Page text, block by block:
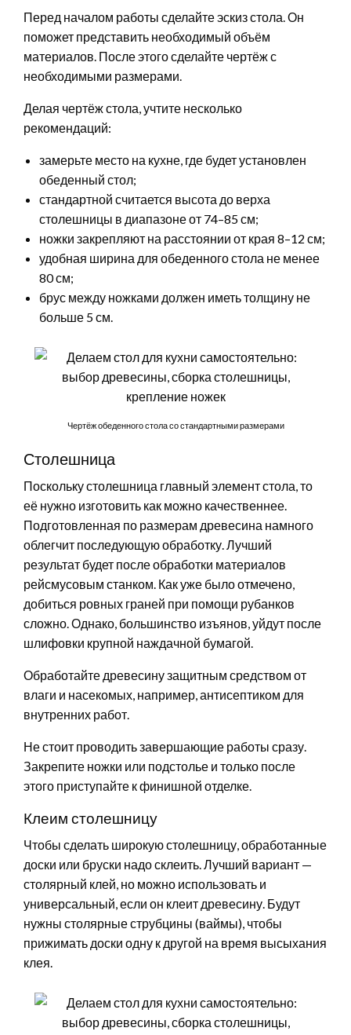
Перед началом работы сделайте эскиз стола. Он
поможет представить необходимый объём
материалов. После этого сделайте чертёж с
необходимыми размерами.
Делая чертёж стола, учтите несколько
рекомендаций:
замерьте место на кухне, где будет установлен
обеденный стол;
стандартной считается высота до верха
столешницы в диапазоне от 74–85 см;
ножки закрепляют на расстоянии от края 8–12 см;
удобная ширина для обеденного стола не менее
80 см;
брус между ножками должен иметь толщину не
больше 5 см.
Чертёж обеденного стола со стандартными размерами
Столешница
Поскольку столешница главный элемент стола, то
её нужно изготовить как можно качественнее.
Подготовленная по размерам древесина намного
облегчит последующую обработку. Лучший
результат будет после обработки материалов
рейсмусовым станком. Как уже было отмечено,
добиться ровных граней при помощи рубанков
сложно. Однако, большинство изъянов, уйдут после
шлифовки крупной наждачной бумагой.
Обработайте древесину защитным средством от
влаги и насекомых, например, антисептиком для
внутренних работ.
Не стоит проводить завершающие работы сразу.
Закрепите ножки или подстолье и только после
этого приступайте к финишной отделке.
Клеим столешницу
Чтобы сделать широкую столешницу, обработанные
доски или бруски надо склеить. Лучший вариант —
столярный клей, но можно использовать и
универсальный, если он клеит древесину. Будут
нужны столярные струбцины (ваймы), чтобы
прижимать доски одну к другой на время высыхания
клея.